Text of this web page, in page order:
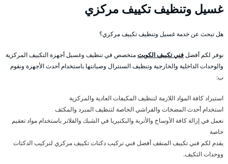
غسيل وتنظيف تكييف مركزي
هل تبحث عن خدمة غسيل وتنظيف تكييف مركزي؟
نوفر لكم أفضلفني تكييف الكويتمتخصص في تنظيف وغسيل أجهزة التكييف المركزية
والوحدات الداخلية والخارجية وتنظيف السنترال وصيانتها باستخدام أحدث الأجهزة ونقوم
ب:
استيراد كافة المواد اللازمة لتنظيف المكيفات العادية والمركزية
استخدام أحدث المضخات والفراشي الخاصة لتنظيف المبرد والمكثف
نعمل في إزالة كافة الأوساخ والأتربة والبكتيريا في الشبك والفلاتر باستخدام مواد تعقيم
خاصة
يقدم لكم فني تكييف المنقف أفضل فني تركيب دكتات تكييف مركزي لتركيب الدكتات
ووحدات التكيف.